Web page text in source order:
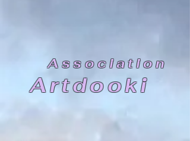
Association
Artdooki